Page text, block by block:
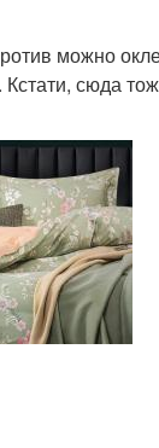
можно
сюда